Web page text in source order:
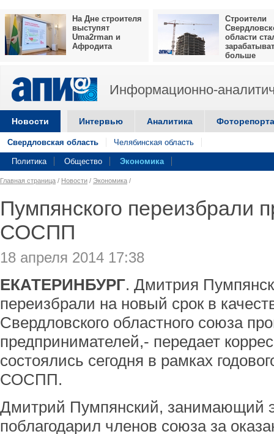
На Дне строителя
выступят
Uma2rman и
Афродита
Строители
области
больше
Информационно-
Новости Интервью Аналитика
Свердловская область Челябинская область
Политика Общество Экономика
Главная страница / Новости / Экономика /
Пумпянского переизбрали
СОСПП
18 апреля 2014 17:38
ЕКАТЕРИНБУРГ. Дмитрия
переизбрали на новый срок в
Свердловского областного союза
предпринимателей,- передает
состоялись сегодня в рамках
СОСПП.
Дмитрий Пумпянский, занимающий
поблагодарил членов союза за